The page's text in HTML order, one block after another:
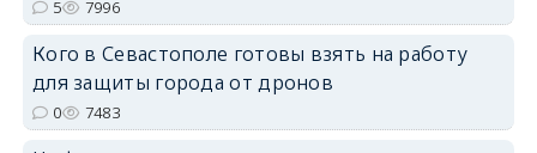
5 7996
Кого в Севастополе готовы взять на работу
для защиты города от дронов
0 7483